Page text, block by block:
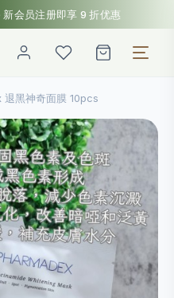
会员注册即享 9 折优惠
黑神奇面膜 10pcs